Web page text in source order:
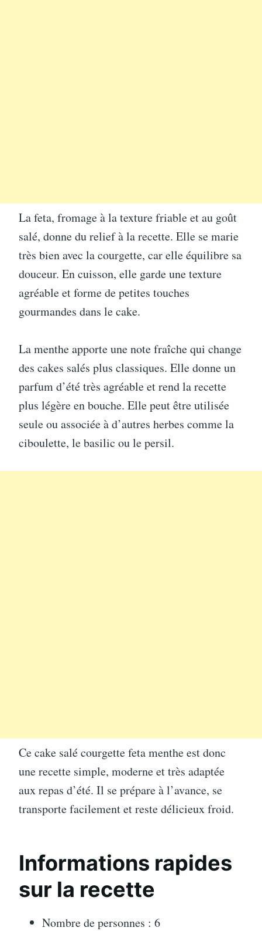
La feta, fromage à la texture friable et au goût
salé, donne du relief à la recette. Elle se marie
très bien avec la courgette, car elle équilibre sa
douceur. En cuisson, elle garde une texture
agréable et forme de petites touches
gourmandes dans le cake.
La menthe apporte une note fraîche qui change
des cakes salés plus classiques. Elle donne un
parfum d’été très agréable et rend la recette
plus légère en bouche. Elle peut être utilisée
seule ou associée à d’autres herbes comme la
ciboulette, le basilic ou le persil.
Ce cake salé courgette feta menthe est donc
une recette simple, moderne et très adaptée
aux repas d’été. Il se prépare à l’avance, se
transporte facilement et reste délicieux froid.
Informations rapides
sur la recette
Nombre de personnes : 6